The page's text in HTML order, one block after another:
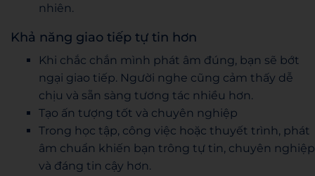
nhiên.
Khả năng giao tiếp tự tin hơn
Khi chắc chắn mình phát âm đúng, bạn sẽ bớt
ngại giao tiếp. Người nghe cũng cảm thấy dễ
chịu và sẵn sàng tương tác nhiều hơn.
Tạo ấn tượng tốt và chuyên nghiệp
Trong học tập, công việc hoặc thuyết trình, phát
âm chuẩn khiến bạn trông tự tin, chuyên nghiệp
và đáng tin cậy hơn.